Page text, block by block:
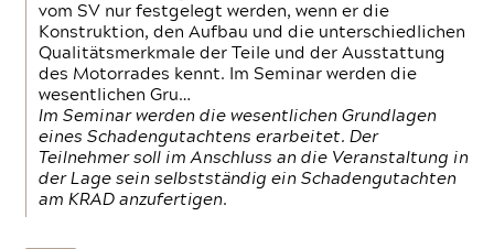
vom SV nur festgelegt werden, wenn er die
Konstruktion, den Aufbau und die unterschiedlichen
Qualitätsmerkmale der Teile und der Ausstattung
des Motorrades kennt. Im Seminar werden die
wesentlichen Gru…
Im Seminar werden die wesentlichen Grundlagen
eines Schadengutachtens erarbeitet. Der
Teilnehmer soll im Anschluss an die Veranstaltung in
der Lage sein selbstständig ein Schadengutachten
am KRAD anzufertigen.